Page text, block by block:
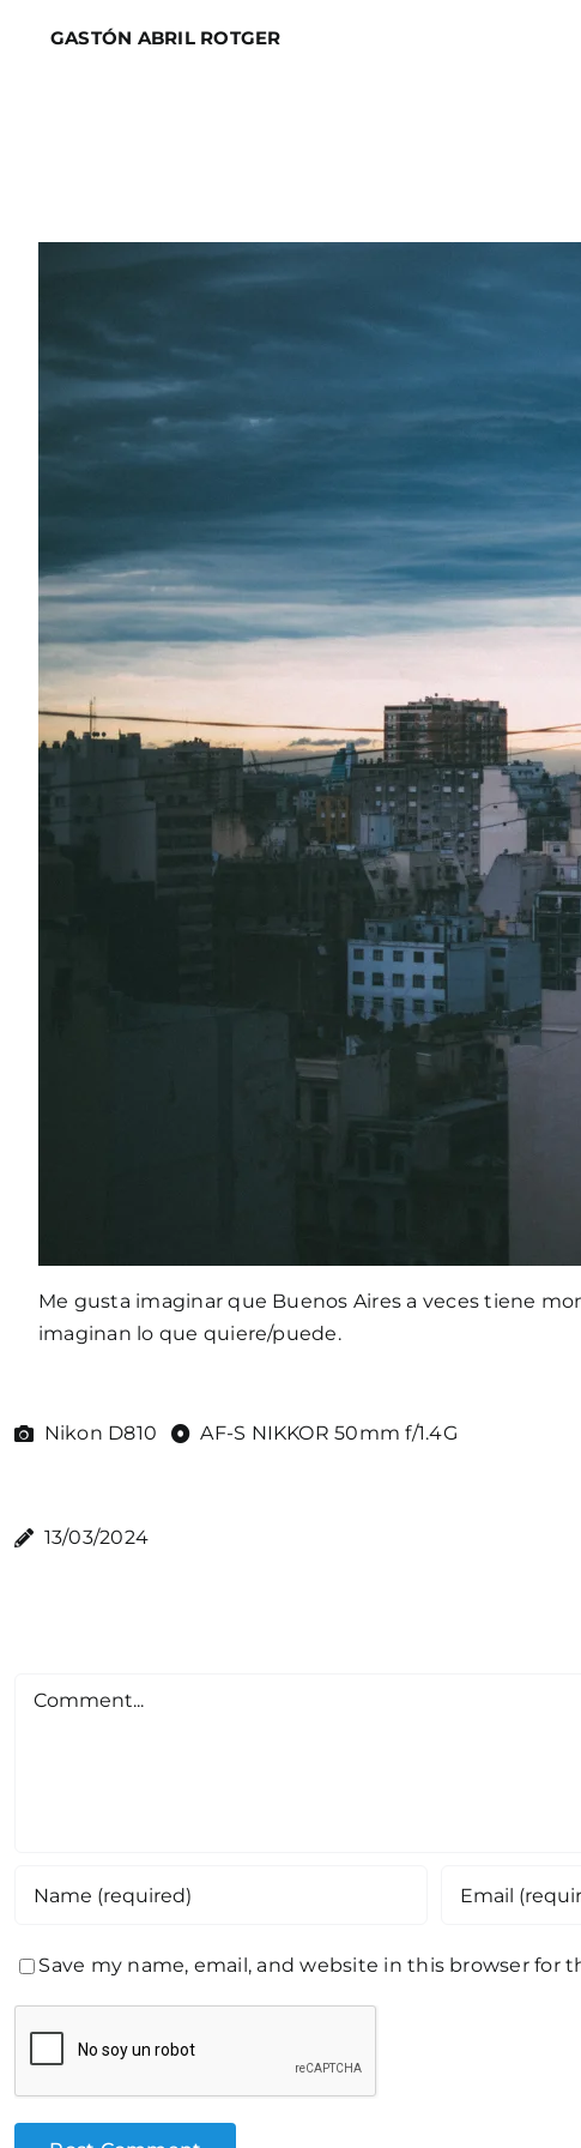
GASTÓN ABRIL ROTGER
Me gusta imaginar que Buenos Aires a veces tiene
imaginan lo que quiere/puede.
Nikon D810 AF-S NIKKOR 50mm f/1.4G
13/03/2024
Comment
Save my name, email, and website in this browser for